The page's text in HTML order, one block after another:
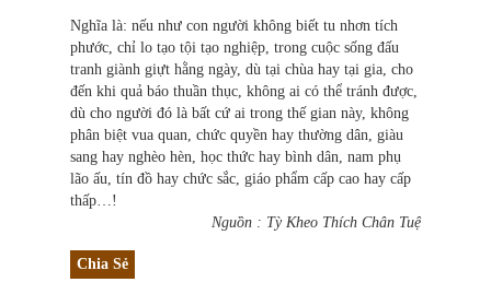
Nghĩa là: nếu như con người không biết tu nhơn tích
phước, chỉ lo tạo tội tạo nghiệp, trong cuộc sống đấu
tranh giành giựt hằng ngày, dù tại chùa hay tại gia, cho
đến khi quả báo thuần thục, không ai có thể tránh được,
dù cho người đó là bất cứ ai trong thế gian này, không
phân biệt vua quan, chức quyền hay thường dân, giàu
sang hay nghèo hèn, học thức hay bình dân, nam phụ
lão ấu, tín đồ hay chức sắc, giáo phẩm cấp cao hay cấp
thấp…!
Nguồn : Tỳ Kheo Thích Chân Tuệ
Chia Sẻ